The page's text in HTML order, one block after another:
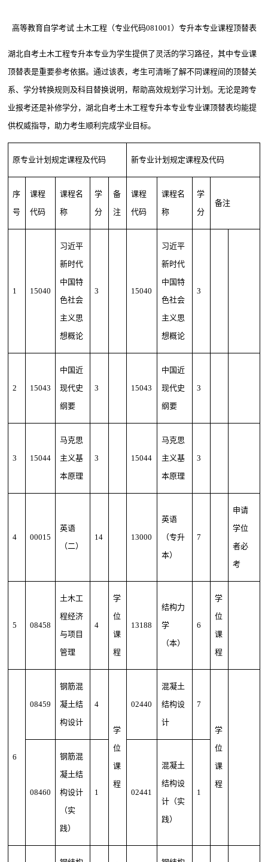
高等教育自学考试 土木工程（专业代码081001）专升本专业课程顶替表
湖北自考土木工程专升本专业为学生提供了灵活的学习路径，其中专业课
顶替表是重要参考依据。通过该表，考生可清晰了解不同课程间的顶替关
系、学分转换规则及科目替换说明，帮助高效规划学习计划。无论是跨专
业报考还是补修学分，湖北自考土木工程专升本专业专业课顶替表均能提
供权威指导，助力考生顺利完成学业目标。
原专业计划规定课程及代码 新专业计划规定课程及代码
序
号
课程
代码
课程名
称
学
分
备
注
课程
代码
课程名
称
学
分
备注
1 15040
习近平
新时代
中国特
色社会
主义思
想概论
3 15040
习近平
新时代
中国特
色社会
主义思
想概论
3
2 15043
中国近
现代史
纲要
3 15043
中国近
现代史
纲要
3
3 15044
马克思
主义基
本原理
3 15044
马克思
主义基
本原理
3
4 00015
英语
（二）
14 13000
英语
（专升
本）
7
申请
学位
者必
考
5 08458
土木工
程经济
与项目
管理
4
学
位
课
程
13188
结构力
学
（本）
6
学
位
课
程
6
08459
钢筋混
凝土结
构设计
4
学
位
课
程
02440
混凝土
结构设
计
7
学
位
课
程
08460
钢筋混
凝土结
构设计
（实
践）
1 02441
混凝土
结构设
计（实
践）
1